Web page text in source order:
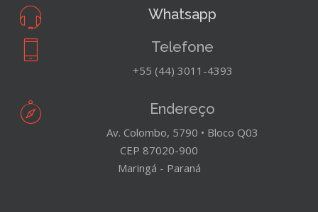
Whatsapp
Telefone
+55 (44) 3011-4393
Endereço
Av. Colombo, 5790 • Bloco Q03
CEP 87020-900
Maringá - Paraná